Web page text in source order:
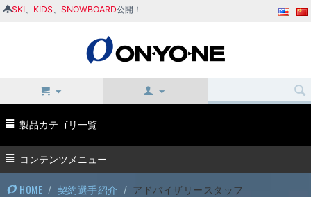
SKI KIDS SNOWBOARD公開！
製品カテゴリ一覧
コンテンツメニュー
HOME / 契約選手紹介 / アドバイザリースタッフ